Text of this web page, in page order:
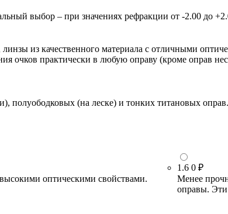
выбор – при значениях рефракции от -2.00 до
из качественного материала с отличными
очков практически в любую оправу (кроме оправ
полуободковых (на леске) и тонких титановых оправ.
оптическими свойствами.
1.6 0 ₽
Менее
оправы.